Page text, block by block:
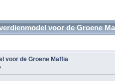
voor de Groene
voor de Groene Maffia